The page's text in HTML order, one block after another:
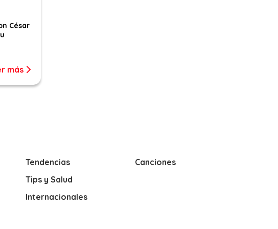
César
más
Tendencias
Tips y Salud
Internacionales
Canciones